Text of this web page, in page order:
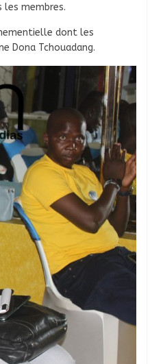
membres.
dont les
Dona Tchouadang.